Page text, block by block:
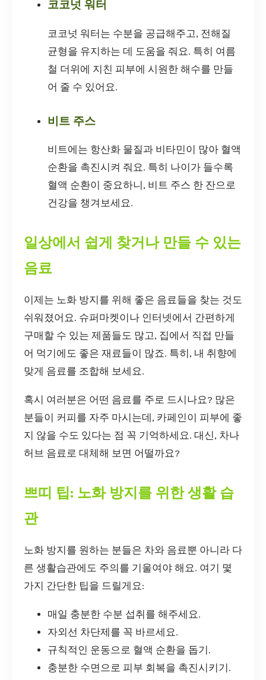
코코넛 워터
코코넛 워터는 수분을 공급해주고, 전해질
균형을 유지하는 데 도움을 줘요. 특히 여름
철 더위에 지친 피부에 시원한 해수를 만들
어 줄 수 있어요.
비트 주스
비트에는 항산화 물질과 비타민이 많아 혈액
순환을 촉진시켜 줘요. 특히 나이가 들수록
혈액 순환이 중요하니, 비트 주스 한 잔으로
건강을 챙겨보세요.
일상에서 쉽게 찾거나 만들 수 있는
음료
이제는 노화 방지를 위해 좋은 음료들을 찾는 것도
쉬워졌어요. 슈퍼마켓이나 인터넷에서 간편하게
구매할 수 있는 제품들도 많고, 집에서 직접 만들
어 먹기에도 좋은 재료들이 많죠. 특히, 내 취향에
맞게 음료를 조합해 보세요.
혹시 여러분은 어떤 음료를 주로 드시나요? 많은
분들이 커피를 자주 마시는데, 카페인이 피부에 좋
지 않을 수도 있다는 점 꼭 기억하세요. 대신, 차나
허브 음료로 대체해 보면 어떨까요?
쁘띠 팁: 노화 방지를 위한 생활 습
관
노화 방지를 원하는 분들은 차와 음료뿐 아니라 다
른 생활습관에도 주의를 기울여야 해요. 여기 몇
가지 간단한 팁을 드릴게요:
매일 충분한 수분 섭취를 해주세요.
자외선 차단제를 꼭 바르세요.
규칙적인 운동으로 혈액 순환을 돕기.
충분한 수면으로 피부 회복을 촉진시키기.